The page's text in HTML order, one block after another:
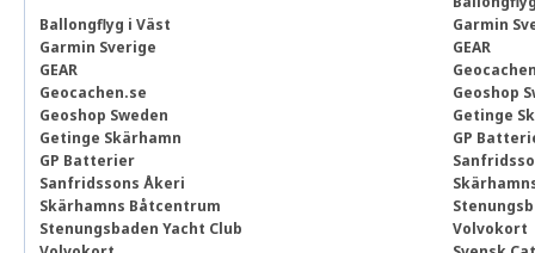
Ballongflyg i Väst
Garmin Sverige
GEAR
Geocachen.se
Geoshop Sweden
Getinge Skärhamn
GP Batterier
Sanfridssons Åkeri
Skärhamns Båtcentrum
Stenungsbaden Yacht Club
Garmin
GEAR
Geoshop
Getinge
GP
Volvokort